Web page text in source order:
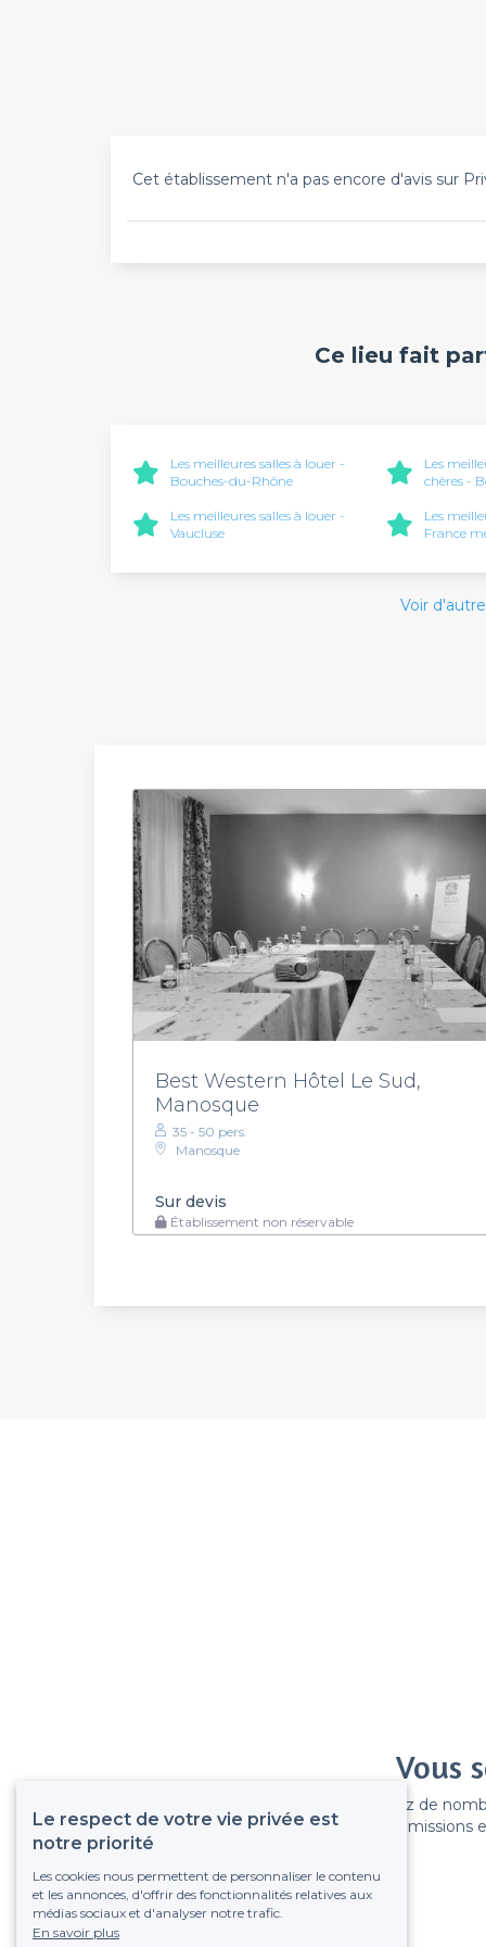
Cet établissement n'a pas encore d'avis sur
Ce lieu fait
Les meilleures salles à louer -
Bouches-du-Rhône
Les
chères -
Les meilleures salles à louer -
Vaucluse
Les
France
Voir
Best Western Hôtel Le Sud,
Manosque
35 - 50 pers.
Manosque
Sur devis
Établissement non réservable
Vous
Gagnez de
Pas de commissions
Le respect de votre vie privée est
notre priorité
Les cookies nous permettent de personnaliser le contenu
et les annonces, d'offrir des fonctionnalités relatives aux
médias sociaux et d'analyser notre trafic.
En savoir plus